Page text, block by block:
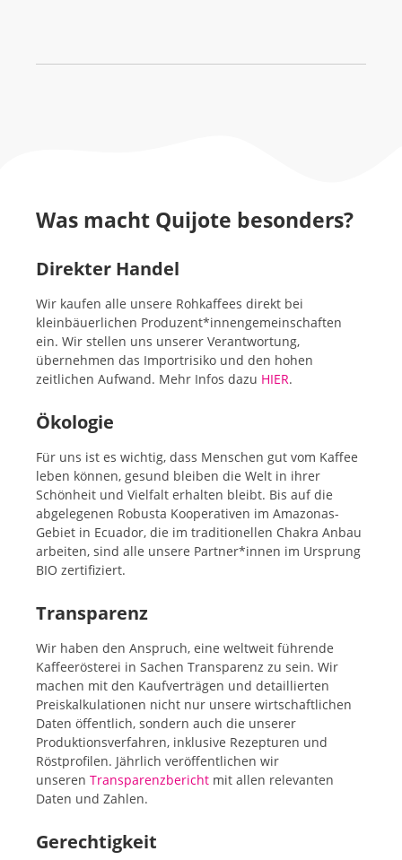
Was macht Quijote besonders?
Direkter Handel
Wir kaufen alle unsere Rohkaffees direkt bei
kleinbäuerlichen Produzent*innengemeinschaften
ein. Wir stellen uns unserer Verantwortung,
übernehmen das Importrisiko und den hohen
zeitlichen Aufwand. Mehr Infos dazu HIER.
Ökologie
Für uns ist es wichtig, dass Menschen gut vom Kaffee
leben können, gesund bleiben die Welt in ihrer
Schönheit und Vielfalt erhalten bleibt. Bis auf die
abgelegenen Robusta Kooperativen im Amazonas-
Gebiet in Ecuador, die im traditionellen Chakra Anbau
arbeiten, sind alle unsere Partner*innen im Ursprung
BIO zertifiziert.
Transparenz
Wir haben den Anspruch, eine weltweit führende
Kaffeerösterei in Sachen Transparenz zu sein. Wir
machen mit den Kaufverträgen und detaillierten
Preiskalkulationen nicht nur unsere wirtschaftlichen
Daten öffentlich, sondern auch die unserer
Produktionsverfahren, inklusive Rezepturen und
Röstprofilen. Jährlich veröffentlichen wir
unseren Transparenzbericht mit allen relevanten
Daten und Zahlen.
Gerechtigkeit